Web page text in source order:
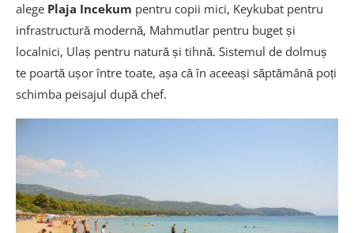
alege Plaja Incekum pentru copii mici, Keykubat pentru
infrastructură modernă, Mahmutlar pentru buget și
localnici, Ulaș pentru natură și tihnă. Sistemul de dolmuș
te poartă ușor între toate, așa că în aceeași săptămână poți
schimba peisajul după chef.